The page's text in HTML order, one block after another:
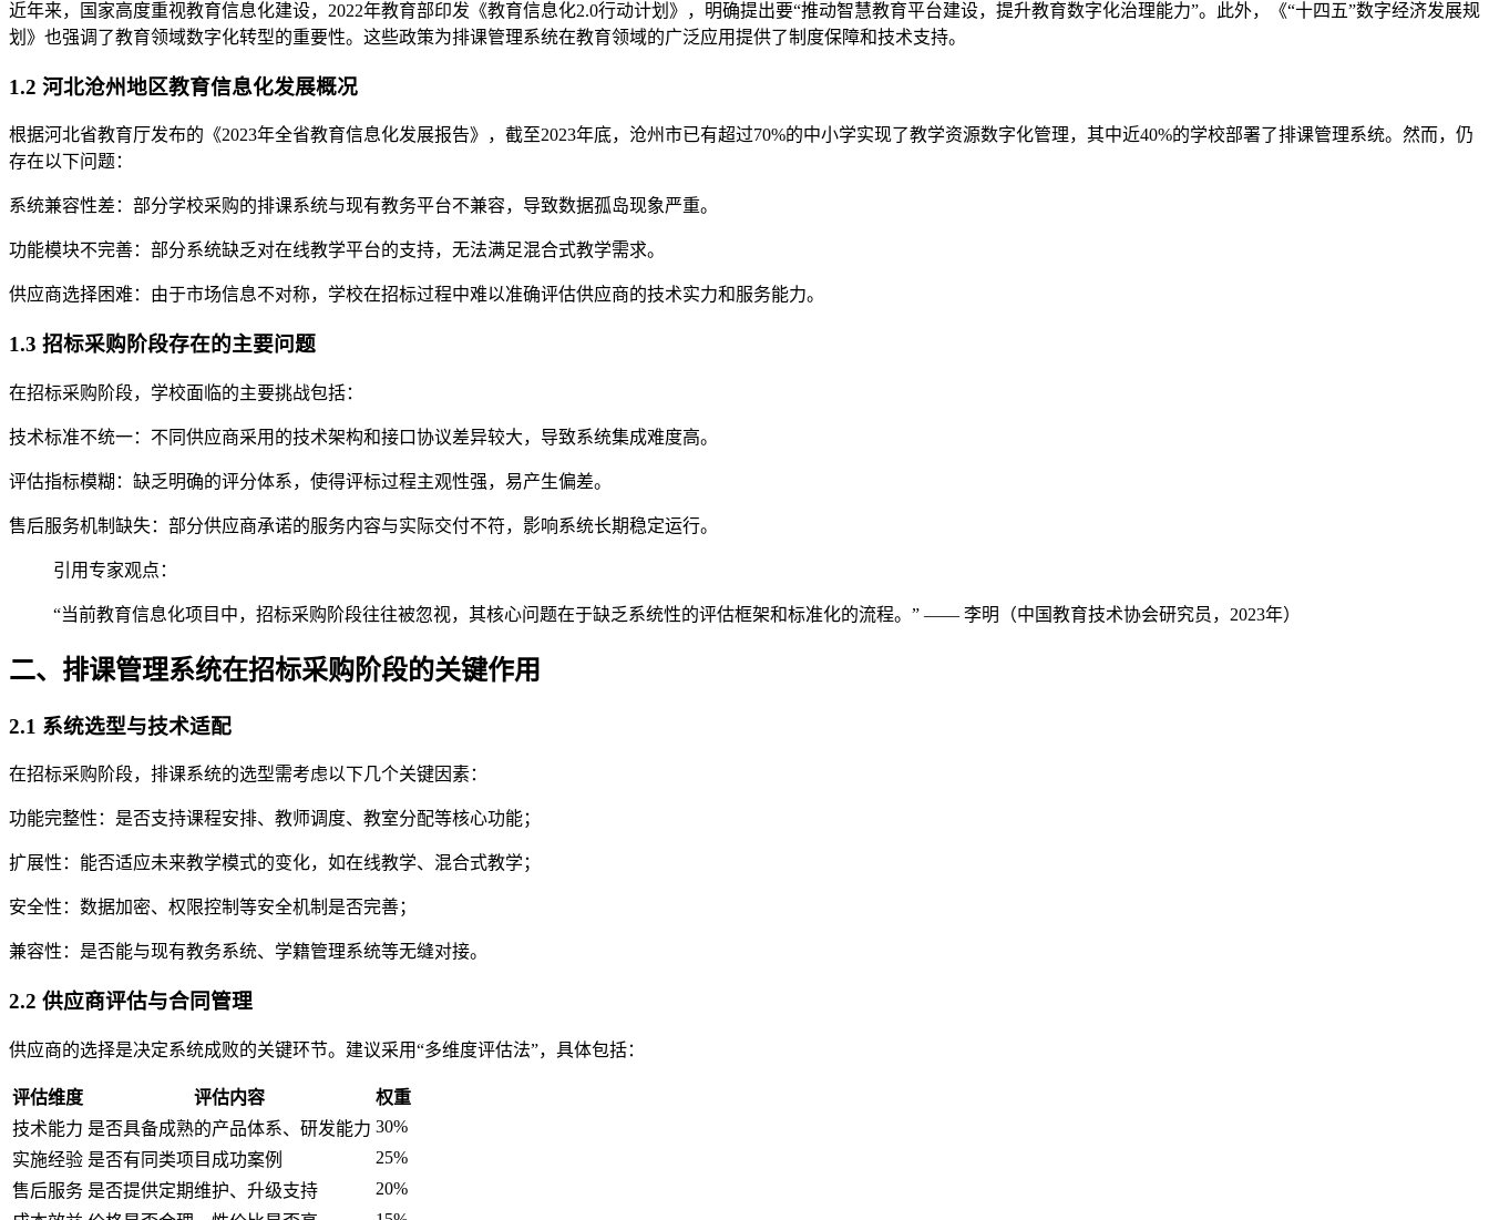
近年来，国家高度重视教育信息化建设，2022年教育部印发《教育信息化2.0行动计划》，明确提出要“推动智慧教育平台建设，提升教育数字化治理能力”。此外，《“十四五”数字经济发展规
划》也强调了教育领域数字化转型的重要性。这些政策为排课管理系统在教育领域的广泛应用提供了制度保障和技术支持。
1.2 河北沧州地区教育信息化发展概况
根据河北省教育厅发布的《2023年全省教育信息化发展报告》，截至2023年底，沧州市已有超过70%的中小学实现了教学资源数字化管理，其中近40%的学校部署了排课管理系统。然而，仍
存在以下问题：
系统兼容性差：部分学校采购的排课系统与现有教务平台不兼容，导致数据孤岛现象严重。
功能模块不完善：部分系统缺乏对在线教学平台的支持，无法满足混合式教学需求。
供应商选择困难：由于市场信息不对称，学校在招标过程中难以准确评估供应商的技术实力和服务能力。
1.3 招标采购阶段存在的主要问题
在招标采购阶段，学校面临的主要挑战包括：
技术标准不统一：不同供应商采用的技术架构和接口协议差异较大，导致系统集成难度高。
评估指标模糊：缺乏明确的评分体系，使得评标过程主观性强，易产生偏差。
售后服务机制缺失：部分供应商承诺的服务内容与实际交付不符，影响系统长期稳定运行。
引用专家观点：
“当前教育信息化项目中，招标采购阶段往往被忽视，其核心问题在于缺乏系统性的评估框架和标准化的流程。” —— 李明（中国教育技术协会研究员，2023年）
二、排课管理系统在招标采购阶段的关键作用
2.1 系统选型与技术适配
在招标采购阶段，排课系统的选型需考虑以下几个关键因素：
功能完整性：是否支持课程安排、教师调度、教室分配等核心功能；
扩展性：能否适应未来教学模式的变化，如在线教学、混合式教学；
安全性：数据加密、权限控制等安全机制是否完善；
兼容性：是否能与现有教务系统、学籍管理系统等无缝对接。
2.2 供应商评估与合同管理
供应商的选择是决定系统成败的关键环节。建议采用“多维度评估法”，具体包括：
评估维度 评估内容
权重
技术能力 是否具备成熟的产品体系、研发能力 30%
实施经验 是否有同类项目成功案例
25%
售后服务 是否提供定期维护、升级支持
20%